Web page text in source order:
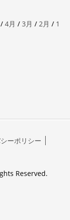
/ 4月 / 3月 / 2月 / 1
ーポリシー
Reserved.